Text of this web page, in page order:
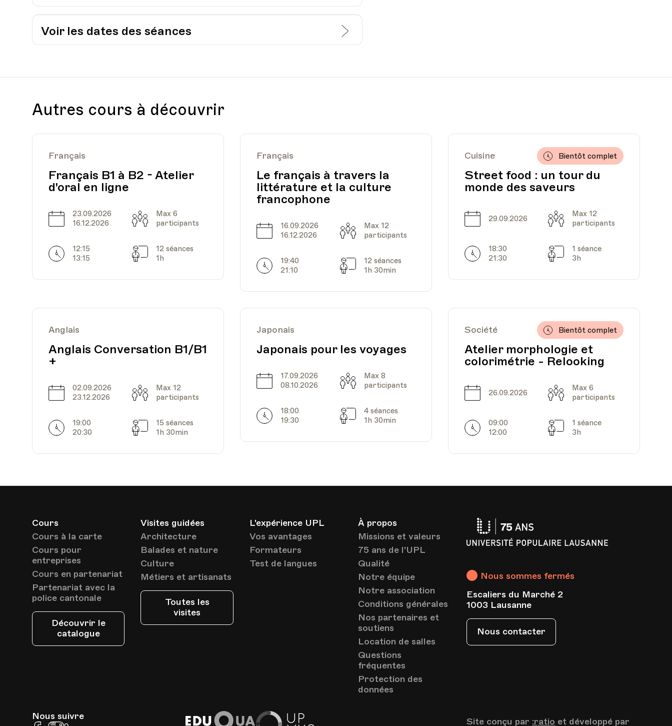
Grille pour l’auto-évaluation du CECR
Voir les dates des séances
rendez-vous au rez-de-
20.04.2024 10.00
Palais de Rumine -
chaussée
Lausanne
Date27.04.2024 Heure
chaussée
Lausanne
04.05.2024 10.00
Palais de Rumine -
chaussée
Lausanne
Date25.05.2024 Heure
10.00
Palais de Rumine -
rendez-vous au rez-de-
Lausanne
chaussée
Lausanne
Heure
10.00
Autres cours à découvrir
Français
Français B1 à B2 - Atelier
d'oral en ligne
Date
23.09.2026
16.12.2026
Capacité
Max 6
participants
Horarires
12:15
13:15
Séances
12 séances
1h
Français
Le français à travers la
littérature et la culture
francophone
Date
16.09.2026
16.12.2026
Capacité
Max 12
participants
Horarires
19:40
21:10
Séances
12 séances
1h 30min
Cuisine
Street food : un tour du
monde des saveurs
Bientôt complet
Date
29.09.2026 Capacité
Max 12
participants
Horarires
18:30
21:30
Séances
1 séance
3h
Anglais
Anglais Conversation B1/B1
+
Date
02.09.2026
23.12.2026
Capacité
Max 12
participants
Horarires
19:00
20:30
Séances
15 séances
1h 30min
Japonais
Japonais pour les voyages
Date
17.09.2026
08.10.2026
Capacité
Max 8
participants
Horarires
18:00
19:30
Séances
4 séances
1h 30min
Société
Atelier morphologie et
colorimétrie - Relooking
Bientôt complet
Date
26.09.2026 Capacité
Max 6
participants
Horarires
09:00
12:00
Séances
1 séance
3h
Cours
Cours à la carte
Cours pour
entreprises
Cours en partenariat
Partenariat avec la
police cantonale
Découvrir le
catalogue
Visites guidées
Architecture
Balades et nature
Culture
Métiers et artisanats
Toutes les
visites
L'expérience UPL
Vos avantages
Formateurs
Test de langues
À propos
Missions et valeurs
75 ans de l'UPL
Qualité
Notre équipe
Notre association
Conditions générales
Nos partenaires et
soutiens
Location de salles
Questions
fréquentes
Protection des
données
Nous sommes fermés
Escaliers du Marché 2
1003 Lausanne
Nous contacter
Nous suivre EduQua Site conçu par :ratio et développé par